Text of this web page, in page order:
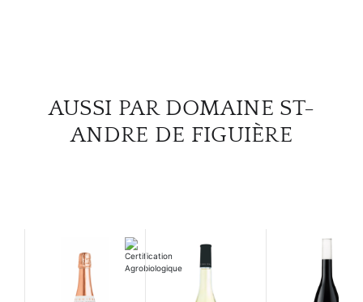
AUSSI PAR DOMAINE ST-
ANDRE DE FIGUIÈRE